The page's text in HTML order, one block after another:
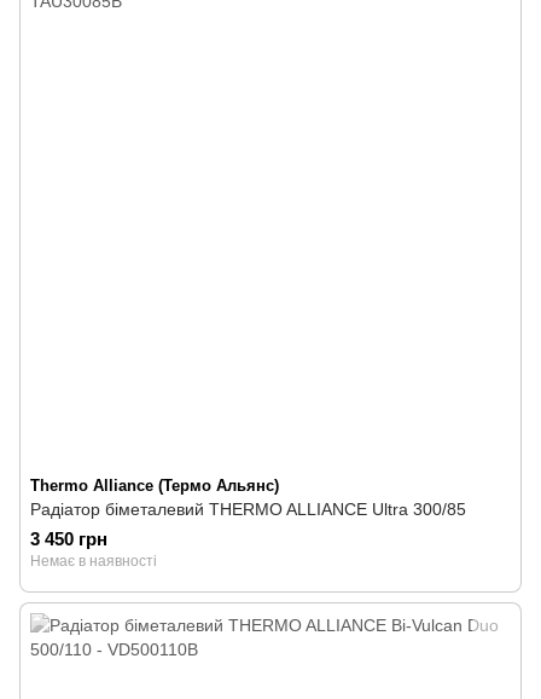
Thermo Alliance (Термо Альянс)
Радіатор біметалевий THERMO ALLIANCE Ultra 300/85
3 450 грн
Немає в наявності